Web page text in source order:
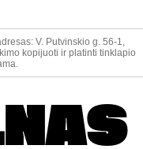
V. Putvinskio g. 56-1,
kopijuoti ir platinti tinklapio